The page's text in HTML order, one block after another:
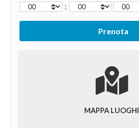
:
MAPPA LUOGHI